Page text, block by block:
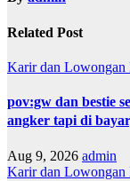
Related Post
Karir dan Lowongan
pov:gw dan bestie
angker tapi di
Aug 9, 2026 admin
Karir dan Lowongan